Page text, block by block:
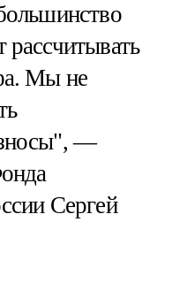
рассчитывать
Мы не
—
Сергей